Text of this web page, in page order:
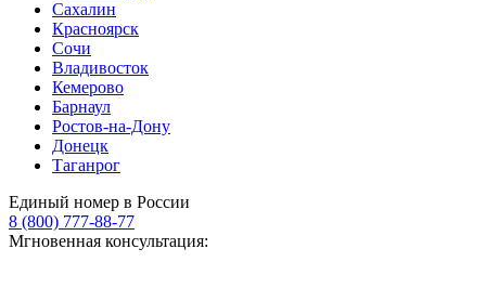
Сахалин
Красноярск
Сочи
Владивосток
Кемерово
Барнаул
Ростов-на-Дону
Донецк
Таганрог
Единый номер в России
8 (800) 777-88-77
Мгновенная консультация: